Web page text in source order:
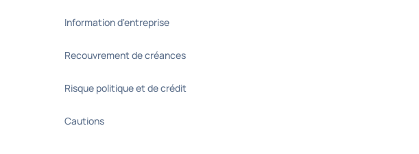
Information d'entreprise
Recouvrement de créances
Risque politique et de crédit
Cautions